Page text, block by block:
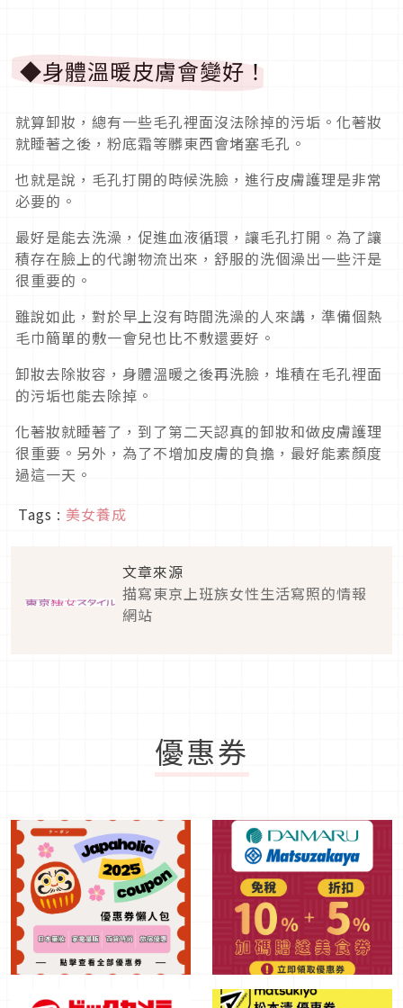
◆身體溫暖皮膚會變好！
就算卸妝，總有一些毛孔裡面沒法除掉的污垢。化著妝
就睡著之後，粉底霜等髒東西會堵塞毛孔。
也就是說，毛孔打開的時候洗臉，進行皮膚護理是非常
必要的。
最好是能去洗澡，促進血液循環，讓毛孔打開。為了讓
積存在臉上的代謝物流出來，舒服的洗個澡出一些汗是
很重要的。
雖說如此，對於早上沒有時間洗澡的人來講，準備個熱
毛巾簡單的敷一會兒也比不敷還要好。
卸妝去除妝容，身體溫暖之後再洗臉，堆積在毛孔裡面
的污垢也能去除掉。
化著妝就睡著了，到了第二天認真的卸妝和做皮膚護理
很重要。另外，為了不增加皮膚的負擔，最好能素顏度
過這一天。
Tags : 美女養成
文章來源
描寫東京上班族女性生活寫照的情報
網站
優惠券